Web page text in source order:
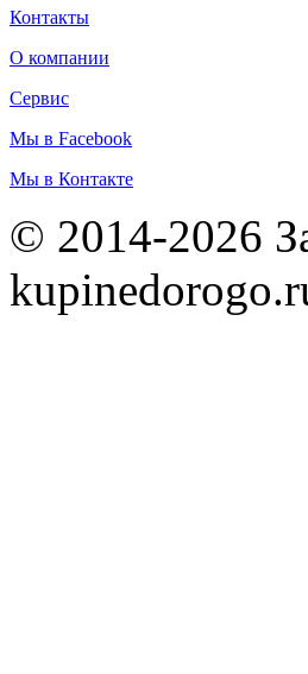
Контакты
О компании
Сервис
Мы в Facebook
Мы в Контакте
© 2014-2026